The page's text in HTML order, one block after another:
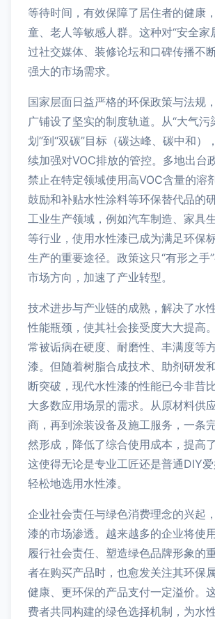
等待时间，有效保障了居住者的健康
童、老人等敏感人群。这种对“安全家
过社交媒体、装修论坛和口碑传播不
强大的市场需求。
国家层面日益严格的环保政策与法规
广铺设了坚实的制度轨道。从“大气污
划”到“双碳”目标（碳达峰、碳中和）
续加强对VOC排放的管控。多地出台
禁止在特定领域使用高VOC含量的溶
鼓励和补贴水性涂料等环保替代品的
工业生产领域，例如汽车制造、家具
等行业，使用水性漆已成为满足环保
生产的重要途径。政策这只“有形之手
市场方向，加速了产业转型。
技术进步与产业链的成熟，解决了水
性能瓶颈，使其社会接受度大大提高
常被诟病在硬度、耐磨性、丰满度等
漆。但随着树脂合成技术、助剂研发
断突破，现代水性漆的性能已今非昔
大多数应用场景的需求。从原材料供
商，再到涂装设备及施工服务，一条
然形成，降低了综合使用成本，提高
这使得无论是专业工匠还是普通DIY
轻松地选用水性漆。
企业社会责任与绿色消费理念的兴起
漆的市场渗透。越来越多的企业将使
履行社会责任、塑造绿色品牌形象的
者在购买产品时，也愈发关注其环保
健康、更环保的产品支付一定溢价。
费者共同构建的绿色选择机制，为水